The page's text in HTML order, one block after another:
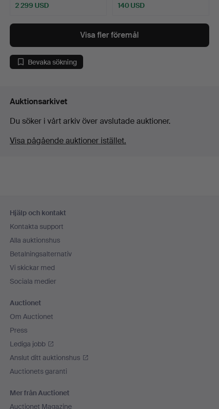
2 299 USD 140 USD
Visa fler föremål
Bevaka sökning
Auktionsarkivet
Du söker i vårt arkiv över avslutade auktioner.
Visa pågående auktioner istället.
Hjälp och kontakt
Kontakta support
Alla auktionshus
Betalningsalternativ
Vi skickar med
Sociala medier
Auctionet
Om Auctionet
Press
Lediga jobb
Anslut ditt auktionshus
Auctionets garanti
Mer från Auctionet
Auctionet Magazine